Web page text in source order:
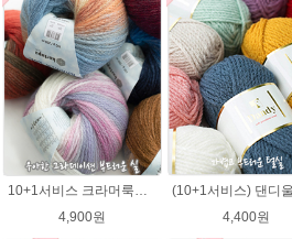
10+1서비스 크라머룩스 털실/부드러운 나염뜨개실 목도리뜨개질 수입 그라데이션털실
4,900원
4,400원